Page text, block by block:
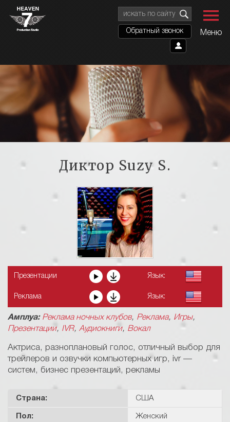
Обратный звонок Меню
Диктор Suzy S.
Презентации Язык:
Реклама Язык:
Амплуа: Реклама ночных клубов, Реклама, Игры,
Презентации, IVR, Аудиокниги, Вокал
Актриса, разноплановый голос, отличный выбор для
трейлеров и озвучки компьютерных игр, ivr —
систем, бизнес презентаций, рекламы
Страна: США
Пол: Женский